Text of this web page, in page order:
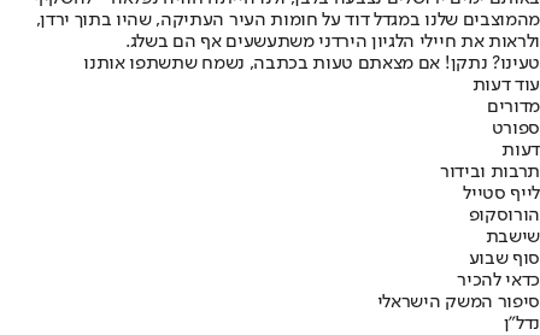
מהמוצבים שלנו במגדל דוד על חומות העיר העתיקה, שהיו בתוך ירדן,
ולראות את חיילי הלגיון הירדני משתעשעים אף הם בשלג.
טעינו? נתקן! אם מצאתם טעות בכתבה, נשמח שתשתפו אותנו
עוד דעות
מדורים
ספורט
דעות
תרבות ובידור
לייף סטייל
הורוסקופ
שישבת
סוף שבוע
כדאי להכיר
סיפור המשק הישראלי
נדל"ן